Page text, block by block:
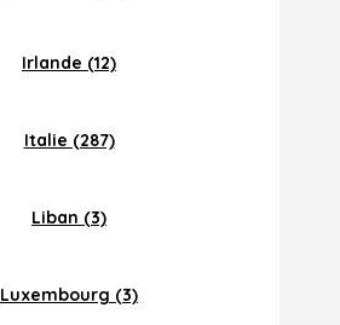
Irlande (12)
Italie (287)
Liban (3)
Luxembourg (3)